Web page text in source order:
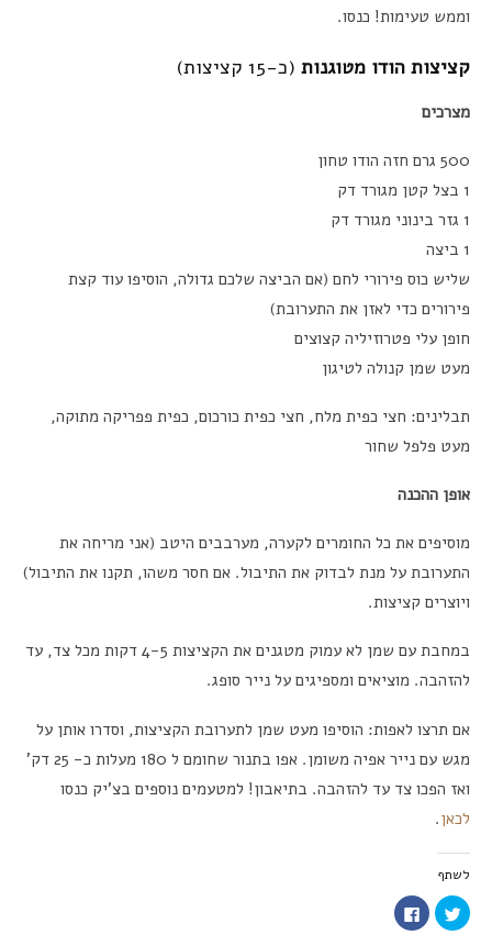
וממש טעימות! כנסו.
קציצות הודו מטוגנות (כ-15 קציצות)
מצרכים
500 גרם חזה הודו טחון
1 בצל קטן מגורד דק
1 גזר בינוני מגורד דק
1 ביצה
שליש כוס פירורי לחם (אם הביצה שלכם גדולה, הוסיפו עוד קצת
פירורים כדי לאזן את התערובת)
חופן עלי פטרוזיליה קצוצים
מעט שמן קנולה לטיגון
תבלינים: חצי כפית מלח, חצי כפית כורכום, כפית פפריקה מתוקה,
מעט פלפל שחור
אופן ההכנה
מוסיפים את כל החומרים לקערה, מערבבים היטב (אני מריחה את
התערובת על מנת לבדוק את התיבול. אם חסר משהו, תקנו את התיבול)
ויוצרים קציצות.
במחבת עם שמן לא עמוק מטגנים את הקציצות 4-5 דקות מכל צד, עד
להזהבה. מוציאים ומספיגים על נייר סופג.
אם תרצו לאפות: הוסיפו מעט שמן לתערובת הקציצות, וסדרו אותן על
מגש עם נייר אפיה משומן. אפו בתנור שחומם ל 180 מעלות כ- 25 דק’
ואז הפכו צד עד להזהבה. בתיאבון! למטעמים נוספים בצ’יק כנסו
לכאן.
לשתף
לחצו
כדי
לשתף
לחיצה
לשיתוף